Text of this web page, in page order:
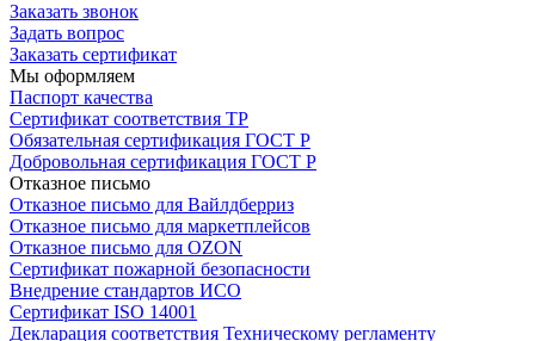
Заказать звонок
Задать вопрос
Заказать сертификат
Мы оформляем
Паспорт качества
Сертификат соответствия ТР
Обязательная сертификация ГОСТ Р
Добровольная сертификация ГОСТ Р
Отказное письмо
Отказное письмо для Вайлдберриз
Отказное письмо для маркетплейсов
Отказное письмо для OZON
Сертификат пожарной безопасности
Внедрение стандартов ИСО
Сертификат ISO 14001
Декларация соответствия Техническому регламенту